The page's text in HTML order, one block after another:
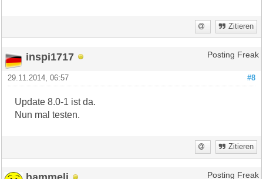
Zitieren
inspi1717 Posting Freak
#8
29.11.2014, 06:57
Update 8.0-1 ist da.
Nun mal testen.
Zitieren
Posting Freak